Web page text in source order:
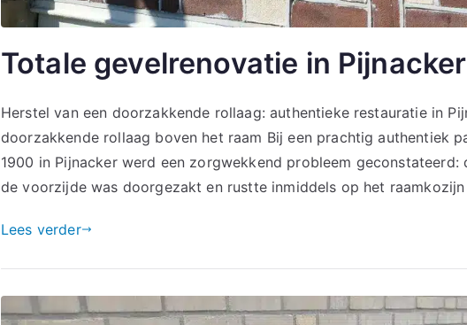
Totale gevelrenovatie in Pijnacker
Herstel van een doorzakkende rollaag: authentieke restauratie in
doorzakkende rollaag boven het raam Bij een prachtig authentiek
1900 in Pijnacker werd een zorgwekkend probleem geconstateerd:
de voorzijde was doorgezakt en rustte inmiddels op het
Lees verder